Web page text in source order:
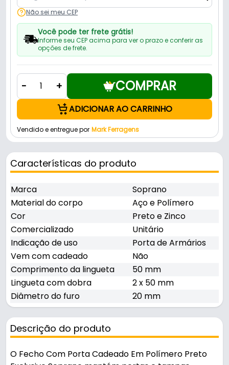
Não sei meu CEP
Você pode ter frete grátis!
Informe seu CEP acima para ver o prazo e conferir as
opções de frete.
- + COMPRAR
ADICIONAR AO CARRINHO
Vendido e entregue por Mark Ferragens
Características do produto
Marca
Soprano
Material do corpo
Aço e Polímero
Cor
Preto e Zinco
Comercializado
Unitário
Indicação de uso
Porta de Armários
Vem com cadeado
Não
Comprimento da lingueta
50 mm
Lingueta com dobra
2 x 50 mm
Diâmetro do furo
20 mm
Descrição do produto
O Fecho Com Porta Cadeado Em Polímero Preto